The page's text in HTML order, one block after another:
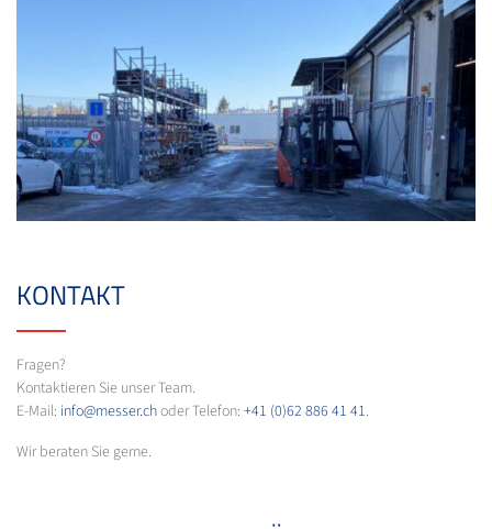
KONTAKT
Fragen?
Kontaktieren Sie unser Team.
E-Mail: info@messer.choder Telefon: +41 (0)62 886 41 41.
Wir beraten Sie gerne.